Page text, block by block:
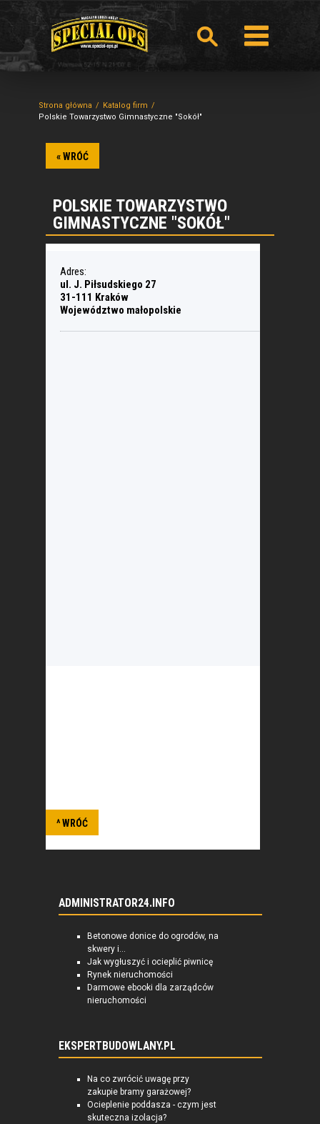
Strona główna
Katalog firm
Polskie Towarzystwo Gimnastyczne "Sokół"
« WRÓĆ
POLSKIE TOWARZYSTWO
GIMNASTYCZNE "SOKÓŁ"
Adres:
ul. J. Piłsudskiego 27
31-111 Kraków
Województwo małopolskie
^ WRÓĆ
ADMINISTRATOR24.INFO
Betonowe donice do ogrodów, na
skwery i...
Jak wygłuszyć i ocieplić piwnicę
Rynek nieruchomości
Darmowe ebooki dla zarządców
nieruchomości
EKSPERTBUDOWLANY.PL
Na co zwrócić uwagę przy
zakupie bramy garażowej?
Ocieplenie poddasza - czym jest
skuteczna izolacja?